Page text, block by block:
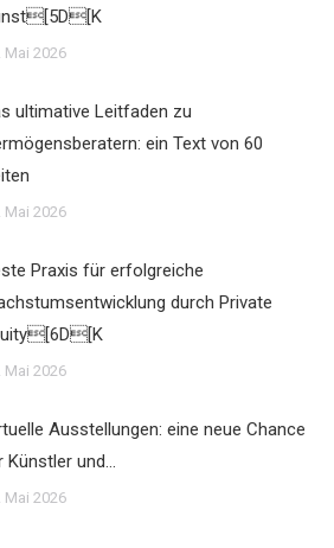
Mai 2026
ultimative Leitfaden zu
ein Text von 60
Mai 2026
Praxis für erfolgreiche
durch Private
Mai 2026
Ausstellungen: eine neue Chance
Künstler und…
Mai 2026